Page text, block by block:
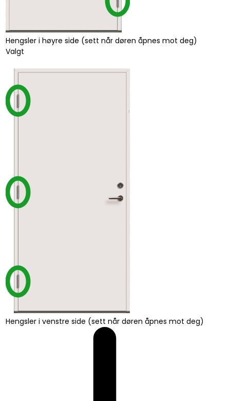
Hengsler i høyre side (sett når døren åpnes mot deg)
Valgt
Hengsler i venstre side (sett når døren åpnes mot deg)